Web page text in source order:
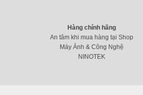
Hàng chính hãng
An tâm khi mua hàng tại Shop
Máy Ảnh & Công Nghệ
NINOTEK